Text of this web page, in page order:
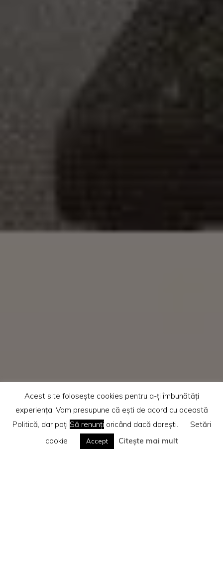
HomeRecenzii cărti
Acest site folosește cookies pentru a-ți îmbunătăți
experiența. Vom presupune că ești de acord cu această
Politică, dar poți Să renunți oricând dacă dorești.
Setări
cookie
Accept Citește mai mult